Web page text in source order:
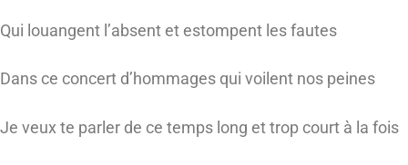
Qui louangent l’absent et estompent les fautes
Dans ce concert d’hommages qui voilent nos peines
Je veux te parler de ce temps long et trop court à la fois